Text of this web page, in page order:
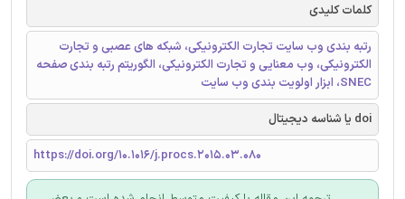
کلمات کلیدی
رتبه بندی وب سایت تجارت الکترونیکی، شبکه های عصبی و تجارت
الکترونیکی، وب معنایی و تجارت الکترونیکی، الگوریتم رتبه بندی صفحه
SNEC، ابزار اولویت بندی وب سایت
doi یا شناسه دیجیتال
https://doi.org/10.1016/j.procs.2015.03.080